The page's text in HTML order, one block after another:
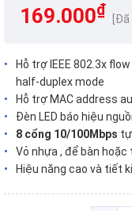
169.000₫
Hỗ trợ IEEE 802.3x
half-duplex mode
Hỗ trợ MAC address
Đèn LED báo hiệu
8 cổng 10/100Mbps
Vỏ nhựa , để bàn
Hiệu năng cao và tiết